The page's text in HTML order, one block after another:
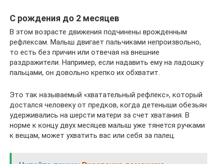
С рождения до 2 месяцев
В этом возрасте движения подчинены врожденным
рефлексам. Малыш двигает пальчиками непроизвольно,
то есть без причин или отвечая на внешние
раздражители. Например, если надавить ему на ладошку
пальцами, он довольно крепко их обхватит.
Это так называемый «хватательный рефлекс», который
достался человеку от предков, когда детеныши обезьян
удерживались на шерсти матери за счет хватания. В
норме к концу двух месяцев малыш уже тянется ручками
к вещам, может ухватить вас или себя за палец.